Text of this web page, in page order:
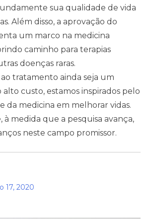
Contato
sua qualidade de vida
Além disso, a aprovação do
um marco na medicina
caminho para terapias
doenças raras.
ao tratamento ainda seja um
alto custo, estamos inspirados pelo
da medicina em melhorar vidas.
à medida que a pesquisa avança,
neste campo promissor.
17, 2020